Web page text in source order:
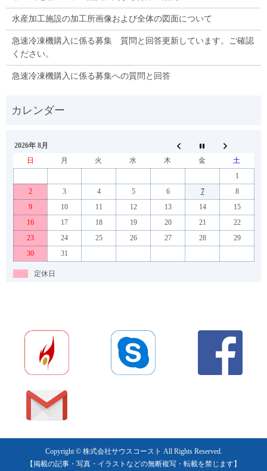
水産加工施設の加工所画像および全体の図面について
急速冷凍機購入に係る募集 質問と回答更新しています。ご確認
ください。
急速冷凍機購入に係る募集への質問と回答
2026年 8月
日
月 火 水 木 金
土
1
2
3 4 5 6 7
8
9
10 11 12 13 14
15
16
17 18 19 20 21
22
23
24 25 26 27 28
29
30
31
定休日
Copyright © 株式会社サウスコースト All Rights Reserved.
【掲載の記事・写真・イラストなどの無断複写・転載を禁じます】